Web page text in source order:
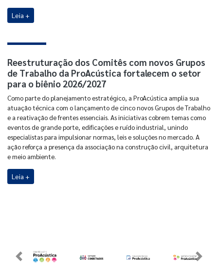
Leia +
Reestruturação dos Comitês com novos Grupos
de Trabalho da ProAcústica fortalecem o setor
para o biênio 2026/2027
Como parte do planejamento estratégico, a ProAcústica amplia sua
atuação técnica com o lançamento de cinco novos Grupos de Trabalho
e a reativação de frentes essenciais. As iniciativas cobrem temas como
eventos de grande porte, edificações e ruído industrial, unindo
especialistas para impulsionar normas, leis e soluções no mercado. A
ação reforça a presença da associação na construção civil, arquitetura
e meio ambiente.
Leia +
Previous Next